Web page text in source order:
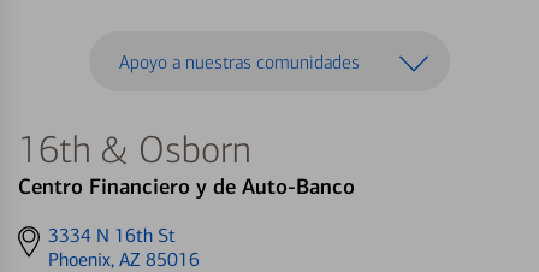
Apoyo a nuestras comunidades
16th & Osborn
Centro Financiero y de Auto-Banco
Get
directions
3334 N 16th St
Phoenix, AZ 85016